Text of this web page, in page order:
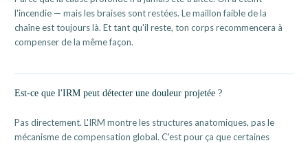
l'incendie — mais les braises sont restées. Le maillon faible de la
chaîne est toujours là. Et tant qu'il reste, ton corps recommencera à
compenser de la même façon.
Est-ce que l'IRM peut détecter une douleur projetée ?
Pas directement. L'IRM montre les structures anatomiques, pas le
mécanisme de compensation global. C'est pour ça que certaines